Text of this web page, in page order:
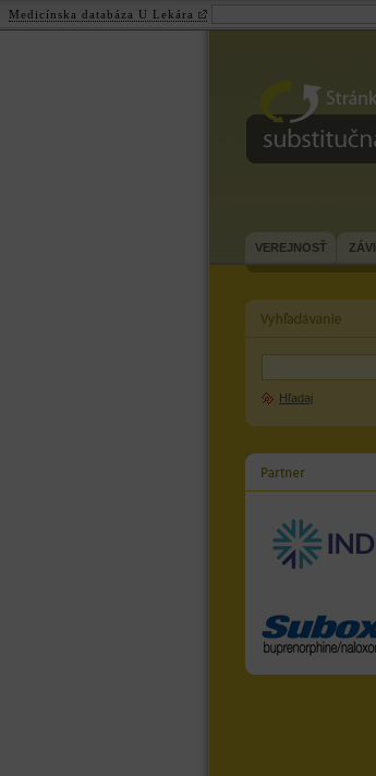
substitučná-
VEREJNOSŤ
Hľadaj
Medicínska databáza U Lekára